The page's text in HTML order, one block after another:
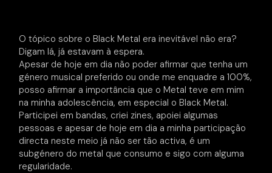
O tópico sobre o Black Metal era inevitável não era?
Digam lá, já estavam à espera.
Apesar de hoje em dia não poder afirmar que tenha um
género musical preferido ou onde me enquadre a 100%,
posso afirmar a importância que o Metal teve em mim
na minha adolescência, em especial o Black Metal.
Participei em bandas, criei zines, apoiei algumas
pessoas e apesar de hoje em dia a minha participação
directa neste meio já não ser tão activa, é um
subgénero do metal que consumo e sigo com alguma
regularidade.